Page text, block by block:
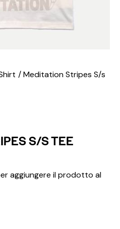
Meditation Stripes S/s
S/S TEE
aggiungere il prodotto al